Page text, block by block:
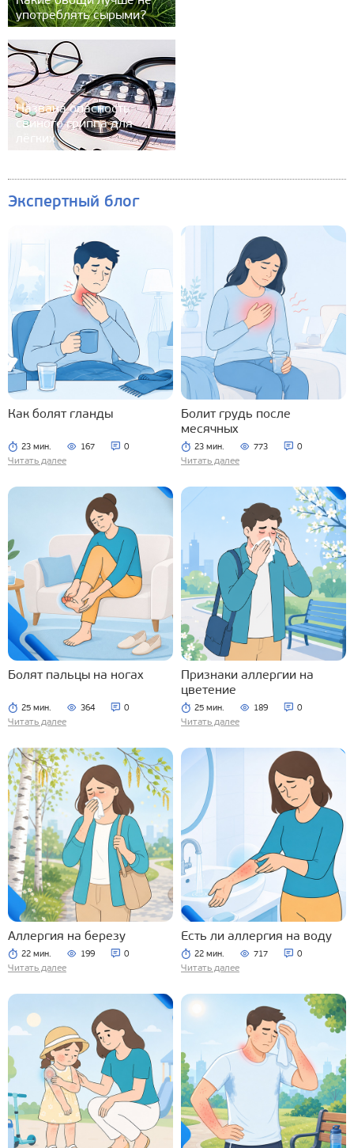
употреблять сырыми?
Названа опасность
свиного гриппа для
лёгких
Экспертный блог
Как болят гланды
23 мин. 167 0
Читать далее
Болит грудь после
месячных
23 мин. 773 0
Читать далее
Болят пальцы на ногах
25 мин. 364 0
Читать далее
Признаки аллергии на
цветение
25 мин. 189 0
Читать далее
Аллергия на березу
22 мин. 199 0
Читать далее
Есть ли аллергия на воду
22 мин. 717 0
Читать далее